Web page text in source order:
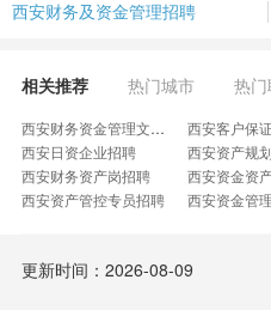
西安财务及资金管理招聘
相关推荐 热门城市 热
西安财务资金管理文员招聘
西安日资企业招聘
西安资产规
西安财务资产岗招聘
西安资金资
西安资产管控专员招聘
西安资金管
西安资产经营部部长招聘
西安资金回
更新时间：2026-08-09